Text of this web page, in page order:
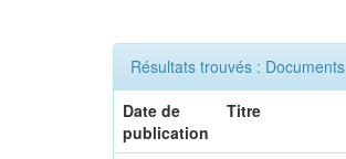
Résultats trouvés : Documents
Date de
publication
Titre